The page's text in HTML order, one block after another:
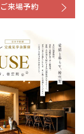
ご来場予約